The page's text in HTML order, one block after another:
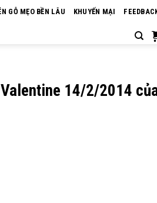
GỖ MẸO BỀN LÂU KHUYẾN MẠI
14/2/2014